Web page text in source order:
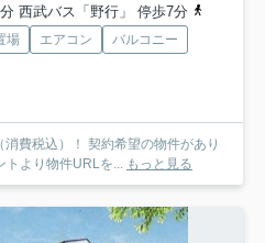
西武バス「野行」 停歩7分
場 エアコン
バルコニー
希望の物件があり
トより物件URLを... もっと見る